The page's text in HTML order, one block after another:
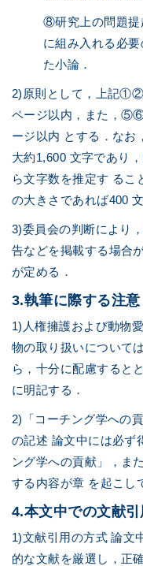
⑧研究上の問題提
に組み入れる必
た小論．
2)原則として，上記
ページ以内，また，
ージ以内 とする．なお
大約1,600 文字であり
ら文字数を推定す るこ
の大きさであれば400
3)委員会の判断により
告などを掲載する場合
が定める．
3.執筆に際する注意
1)人権擁護および動物
物の取り扱いについて
ら，十分に配慮すると
に明記する．
2)「コーチング学への
の記述 論文中には必ず
ング学への貢献」，ま
する内容が章 を起こし
4.本文中での文献
1)文献引用の方式 論文
的な文献を厳選し，正